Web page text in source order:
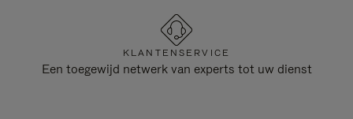
KLANTENSERVICE
Een toegewijd netwerk van experts tot uw dienst